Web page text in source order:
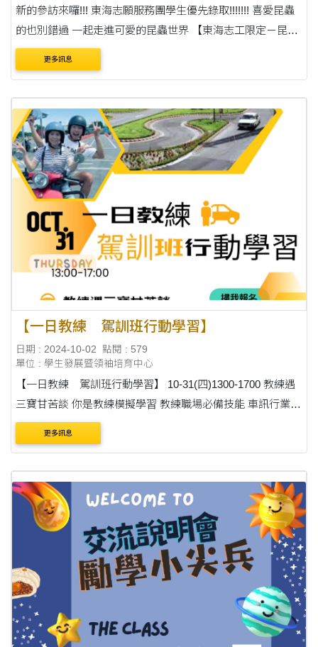
新的參訪來囉!!! 東海志願服務團學生優先錄取!!!!!!! 喜愛昆蟲
的也別錯過 一起走進可愛的昆蟲世界 【東海志工限定－昆蟲
趣校外學習】 11/15(週五)13-18 台灣昆蟲館新竹館 動物互動
體驗樂 彩繪....
更多訊息
【一日教練 駕訓班行動學習】
日期 : 2024-10-02
點閱 : 579
單位 : 學生發展暨領袖培育中心
【一日教練 駕訓班行動學習】 10-31(四)1300-1700 教練遇
三寶甘苦談 你是教練模擬學習 教練職場必備技能 車訊行業市
場分析 穿越今古教變書生 東海駕訓班＋磺溪書院 搶先報
名： http
更多訊息